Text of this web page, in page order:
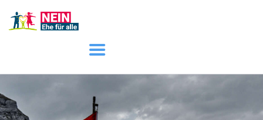
START
AKTUELL
DARUM GEHT ES